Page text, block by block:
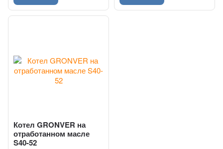
Котел GRONVER на
отработанном масле
S40-52